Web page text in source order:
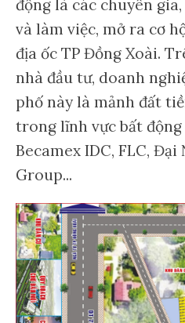
động là các chuyên
và làm việc, mở ra cơ
địa ốc TP Đồng Xoài.
nhà đầu tư, doanh
phố này là mảnh đất
trong lĩnh vực bất
Becamex IDC, FLC, Đại
Group...